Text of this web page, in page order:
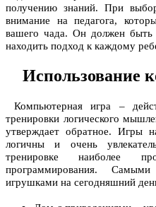
получению знаний. При
внимание на педагога,
вашего чада. Он должен быть
находить подход к каждому
Использование
Компьютерная игра –
тренировки логического
утверждает обратное. Игры
логичны и очень
тренировке наиболее
программирования.
игрушками на сегодняшний